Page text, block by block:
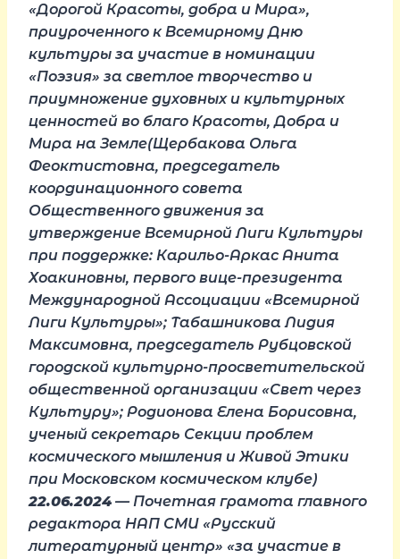
«Дорогой Красоты, добра и Мира»,
приуроченного к Всемирному Дню
культуры за участие в номинации
«Поэзия» за светлое творчество и
приумножение духовных и культурных
ценностей во благо Красоты, Добра и
Мира на Земле(Щербакова Ольга
Феоктистовна, председатель
координационного совета
Общественного движения за
утверждение Всемирной Лиги Культуры
при поддержке: Карильо-Аркас Анита
Хоакиновны, первого вице-президента
Международной Ассоциации «Всемирной
Лиги Культуры»; Табашникова Лидия
Максимовна, председатель Рубцовской
городской культурно-просветительской
общественной организации «Свет через
Культуру»; Родионова Елена Борисовна,
ученый секретарь Секции проблем
космического мышления и Живой Этики
при Московском космическом клубе)
22.06.2024 — Почетная грамота главного
редактора НАП СМИ «Русский
литературный центр» «за участие в